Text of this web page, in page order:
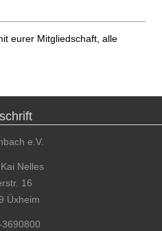
eurer Mitgliedschaft, alle
e.V.
Nelles
16
Üxheim